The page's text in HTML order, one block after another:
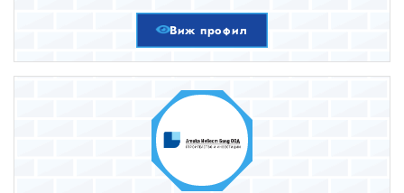
Виж профил